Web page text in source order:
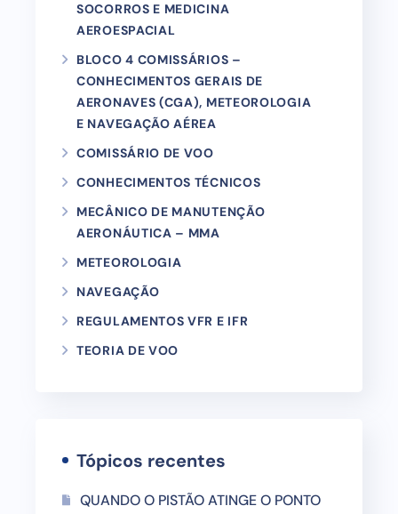
SOCORROS E MEDICINA
AEROESPACIAL
BLOCO 4 COMISSÁRIOS –
CONHECIMENTOS GERAIS DE
AERONAVES (CGA), METEOROLOGIA
E NAVEGAÇÃO AÉREA
COMISSÁRIO DE VOO
CONHECIMENTOS TÉCNICOS
MECÂNICO DE MANUTENÇÃO
AERONÁUTICA – MMA
METEOROLOGIA
NAVEGAÇÃO
REGULAMENTOS VFR E IFR
TEORIA DE VOO
Tópicos recentes
QUANDO O PISTÃO ATINGE O PONTO